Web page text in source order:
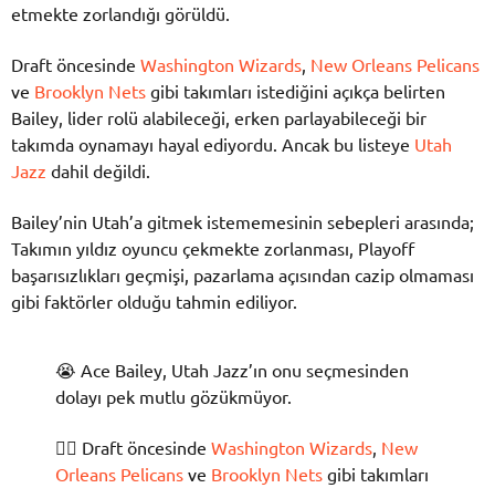
etmekte zorlandığı görüldü.
Draft öncesinde Washington Wizards New Orleans Pelicans
ve Brooklyn Nets gibi takımları istediğini açıkça belirten
Bailey, lider rolü alabileceği, erken parlayabileceği bir
takımda oynamayı hayal ediyordu. Ancak bu listeye Utah
Jazz dahil değildi.
Bailey’nin Utah’a gitmek istememesinin sebepleri arasında;
Takımın yıldız oyuncu çekmekte zorlanması, Playoff
başarısızlıkları geçmişi, pazarlama açısından cazip olmaması
gibi faktörler olduğu tahmin ediliyor.
😭 Ace Bailey, Utah Jazz’ın onu seçmesinden
dolayı pek mutlu gözükmüyor.
🤦‍♂️ Draft öncesinde Washington Wizards, New
Orleans Pelicans ve Brooklyn Nets gibi takımları